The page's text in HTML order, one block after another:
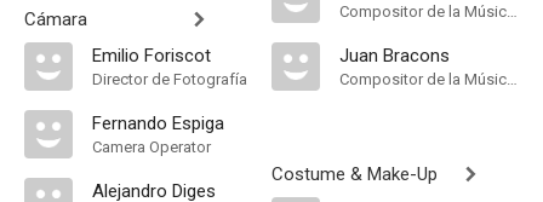
Cámara
Emilio Foriscot
Director de Fotografía
Fernando Espiga
Camera Operator
Alejandro Diges
Compositor de la Música Original, Música
Juan Bracons
Compositor de la Música Original
Costume & Make-Up